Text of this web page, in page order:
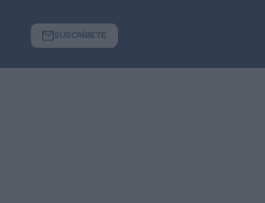
SUSCRÍBETE